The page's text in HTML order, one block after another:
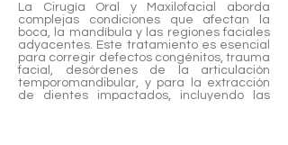
La Cirugía Oral y Maxilofacial aborda
complejas condiciones que afectan la
boca, la mandíbula y las regiones faciales
adyacentes. Este tratamiento es esencial
para corregir defectos congénitos, trauma
facial, desórdenes de la articulación
temporomandibular, y para la extracción
de dientes impactados, incluyendo las